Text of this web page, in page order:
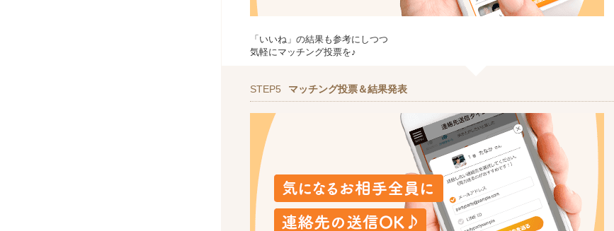
「いいね」の結果も参考にしつつ
気軽にマッチング投票を♪
STEP5 マッチング投票＆結果発表